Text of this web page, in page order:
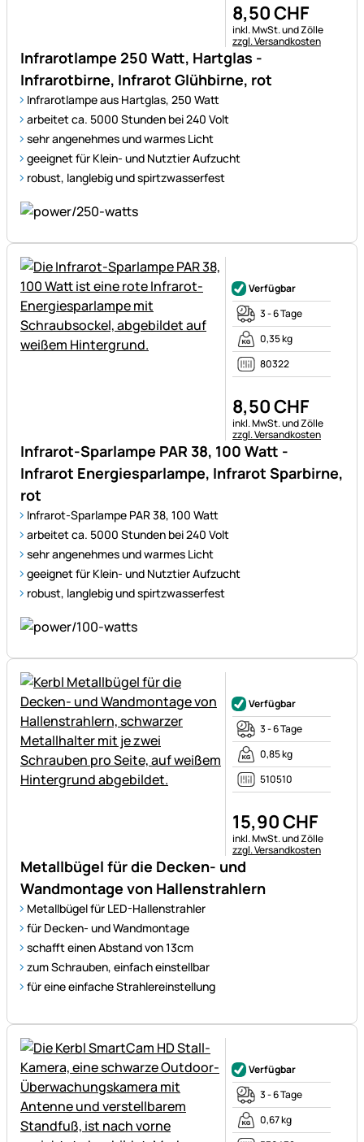
Infrarotlampe 250 Watt, Hartglas -
Infrarotbirne, Infrarot Glühbirne, rot
Infrarotlampe aus Hartglas, 250 Watt
arbeitet ca. 5000 Stunden bei 240 Volt
sehr angenehmes und warmes Licht
geeignet für Klein- und Nutztier Aufzucht
robust, langlebig und spirtzwasserfest
8,50CHF
Steuerhinweis:
inkl. MwSt. und Zölle
zzgl. Versandkosten
Infrarot-Sparlampe PAR 38, 100 Watt -
Infrarot Energiesparlampe, Infrarot Sparbirne,
rot
Infrarot-Sparlampe PAR 38, 100 Watt
arbeitet ca. 5000 Stunden bei 240 Volt
sehr angenehmes und warmes Licht
geeignet für Klein- und Nutztier Aufzucht
robust, langlebig und spirtzwasserfest
Verfügbar
3 - 6 Tage
0,35 kg
80322
8,50CHF
Steuerhinweis:
inkl. MwSt. und Zölle
zzgl. Versandkosten
Metallbügel für die Decken- und
Wandmontage von Hallenstrahlern
Metallbügel für LED-Hallenstrahler
für Decken- und Wandmontage
schafft einen Abstand von 13cm
zum Schrauben, einfach einstellbar
für eine einfache Strahlereinstellung
Verfügbar
3 - 6 Tage
0,85 kg
510510
15,90CHF
Steuerhinweis:
inkl. MwSt. und Zölle
zzgl. Versandkosten
Verfügbar
3 - 6 Tage
0,67 kg